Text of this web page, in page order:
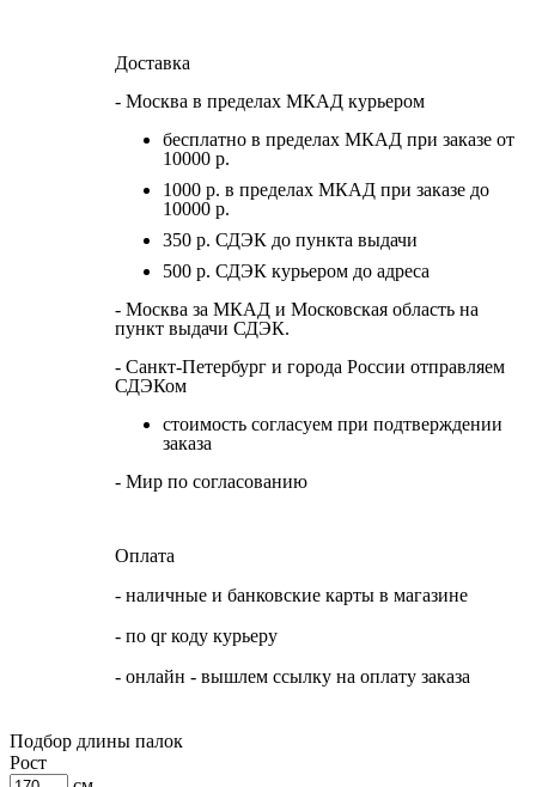
Доставка
- Москва в пределах МКАД курьером
бесплатно в пределах МКАД при заказе от
10000 р.
1000 р. в пределах МКАД при заказе до
10000 р.
350 р. СДЭК до пункта выдачи
500 р. СДЭК курьером до адреса
- Москва за МКАД и Московская область на
пункт выдачи СДЭК.
- Санкт-Петербург и города России отправляем
СДЭКом
стоимость согласуем при подтверждении
заказа
- Мир по согласованию
Оплата
- наличные и банковские карты в магазине
- по qr коду курьеру
- онлайн - вышлем ссылку на оплату заказа
Подбор длины палок
Рост